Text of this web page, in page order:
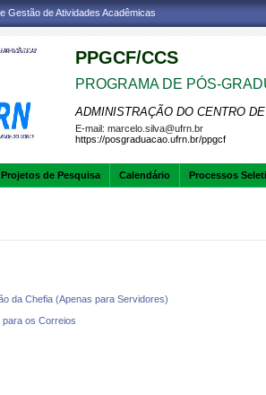
Gestão de Atividades Acadêmicas
PPGCF/CCS
PROGRAMA DE PÓS-
ADMINISTRAÇÃO DO CENTRO
E-mail: marcelo.silva@ufrn.br
https://posgraduacao.ufrn.br/ppgcf
Projetos de Pesquisa Calendário Processos
da Chefia (Apenas para Servidores)
para os Correios